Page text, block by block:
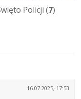
Policji (7)
16.07.2025, 17:53